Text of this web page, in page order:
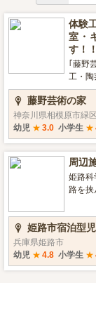
体験
室・
す！！
｢藤野
工・陶
つでも
どの公
ホール
なども
ューが
プ、団
食、日
に日帰
きなこ
藤野芸術の家
神奈川県相模原市緑区
幼児 ★ 3.0 小学生 ★
周辺
姫路
路を挟ん
子館で
してい
姫路市宿泊型
兵庫県姫路市
幼児 ★ 4.8 小学生 ★